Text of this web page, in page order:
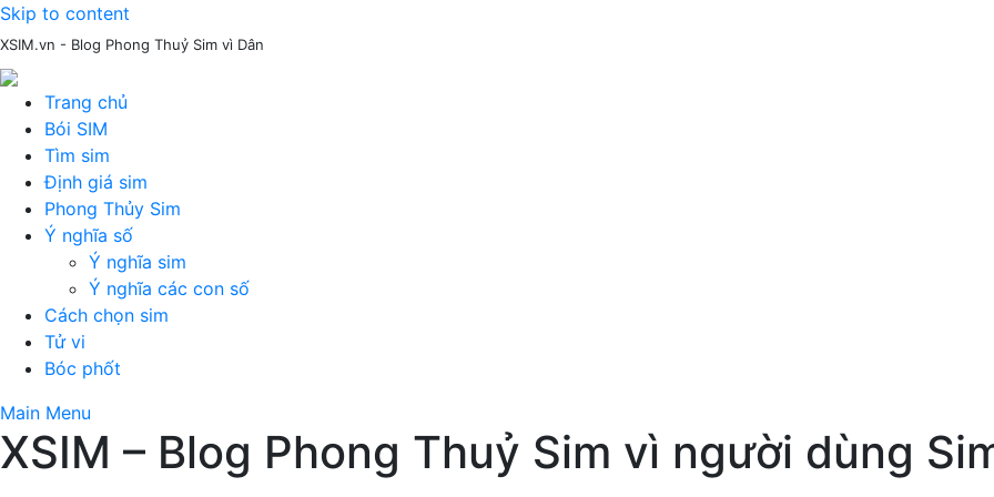
Skip to content
XSIM.vn - Blog Phong Thuỷ Sim vì Dân
Trang chủ
Bói SIM
Tìm sim
Định giá sim
Phong Thủy Sim
Ý nghĩa số
Ý nghĩa sim
Ý nghĩa các con số
Cách chọn sim
Tử vi
Bóc phốt
Main Menu
XSIM – Blog Phong Thuỷ Sim vì người dùng